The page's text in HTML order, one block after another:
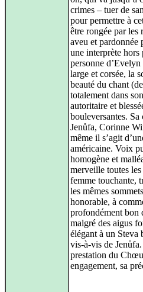
crimes – tuer de
pour permettre à
être rongée par les
aveu et pardonnée
une interprète hors
personne
large et corsée, la
beauté du chant
totalement dans
autoritaire et
bouleversantes.
Jenůfa, Corinne
même il s’agit
américaine. Voix
homogène et
merveille toutes
femme touchante,
les mêmes
honorable, à
profondément bon
malgré des aigus
élégant à un Steva
vis-à-vis de
prestation du
engagement, sa